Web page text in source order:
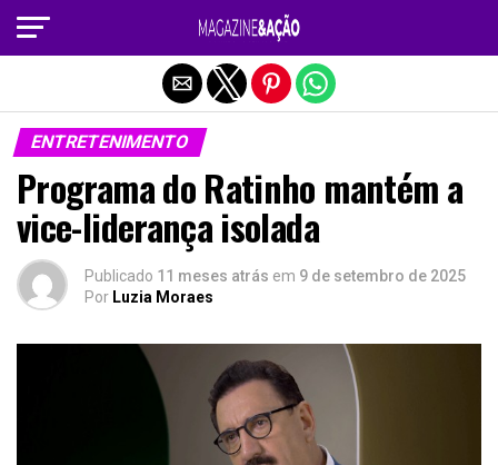
ENTRETENIMENTO
Programa do Ratinho mantém a
vice-liderança isolada
Publicado 11 meses atrás em 9 de setembro de 2025
Por Luzia Moraes
Sair da versão mobile